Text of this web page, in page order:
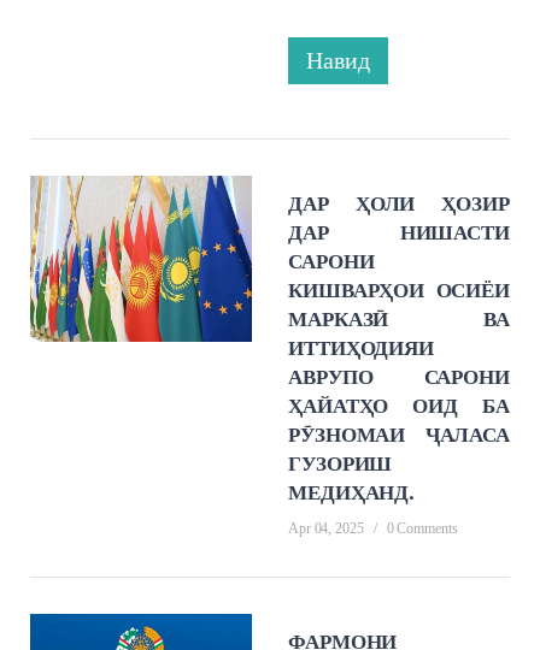
Навид
ДАР ҲОЛИ ҲОЗИР
ДАР НИШАСТИ
САРОНИ
КИШВАРҲОИ ОСИЁИ
МАРКАЗӢ ВА
ИТТИҲОДИЯИ
АВРУПО САРОНИ
ҲАЙАТҲО ОИД БА
РӮЗНОМАИ ҶАЛАСА
ГУЗОРИШ
МЕДИҲАНД.
Apr 04, 2025 / 0 Comments
ФАРМОНИ